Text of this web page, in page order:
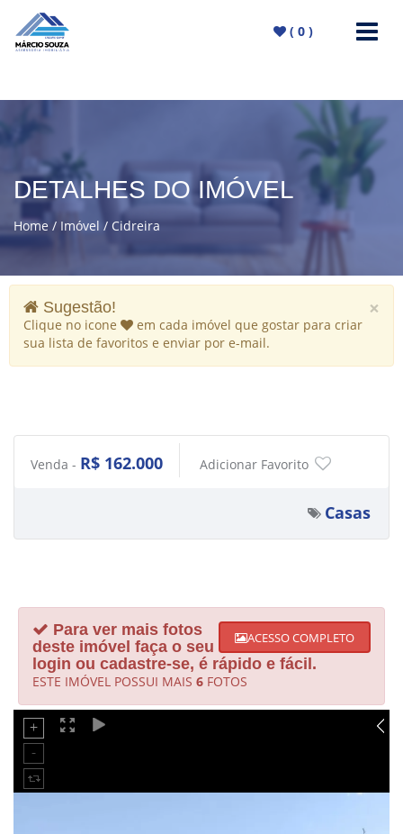
( 0 )
DETALHES DO IMÓVEL
Home Imóvel Cidreira
×
Sugestão!
Clique no icone
em cada imóvel que gostar para criar
sua lista de favoritos e enviar por e-mail.
Venda - R$ 162.000 Adicionar Favorito
Casas
ACESSO COMPLETO
Para ver mais fotos
deste imóvel faça o seu
login ou cadastre-se, é rápido e fácil.
ESTE IMÓVEL POSSUI MAIS 6 FOTOS